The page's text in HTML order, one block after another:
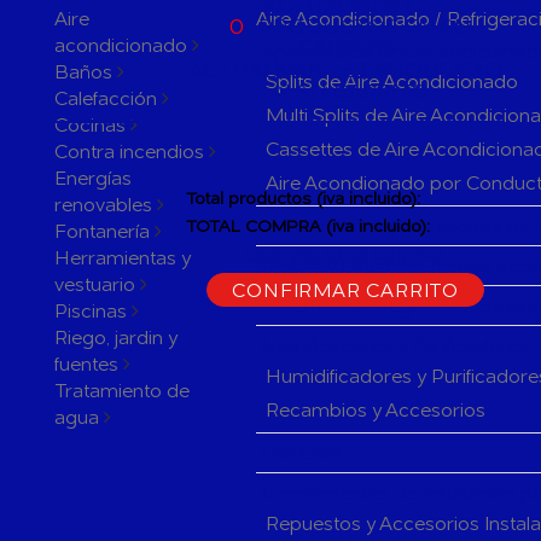
Aire
acondicionado
Baños
Calefacción
Cocinas
Contra incendios
Energías
renovables
Fontanería
Herramientas y
vestuario
Piscinas
Riego, jardin y
fuentes
Tratamiento de
agua
Aire Acondicionado /
Splits de Aire Acondicionado
Multi Splits de Aire
Cassettes de Aire
Aire Acondionado por
Herramientas y accesorios de
Sistemas de Regulación de
Humidificadores y
Recambios y Accesorios
Repuestos y Accesorios
0 PRODUCTOS EN SU
ACTUALMENTE 1 PRODUCTO
EN SU CARRITO.
Total productos (iva incluido):
TOTAL COMPRA (iva incluido):
CONFIRMAR CARRITO